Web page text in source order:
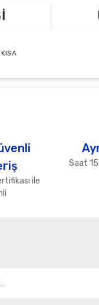
pahalı.
olmalı.
ile
Saat